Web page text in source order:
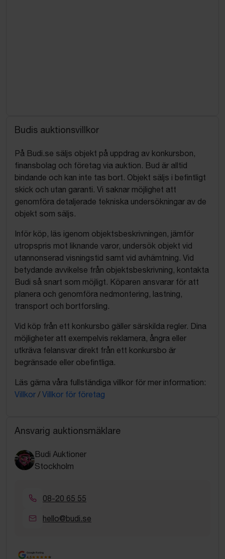
Budis auktionsvillkor
På Budi.se säljs objekt på uppdrag av konkursbon,
finansbolag och företag via auktion. Bud är alltid
bindande och kan inte tas bort. Objekt säljs i befintligt
skick och utan garanti. Vi saknar möjlighet att
genomföra detaljerade tekniska undersökningar av de
objekt som säljs.
Inför köp, läs igenom objektsbeskrivningen, jämför
utropspris mot liknande varor, undersök objekt vid
utannonserad visningstid samt vid avhämtning. Vid
betydande avvikelse från objektsbeskrivning, kontakta
Budi så snart som möjligt. Köparen ansvarar för att
planera och genomföra nedmontering, lastning,
transport och bortforsling.
Vid köp från ett konkursbo gäller särskilda regler. Dina
möjligheter att exempelvis reklamera, ångra eller
utkräva felansvar direkt från ett konkursbo är
begränsade eller obefintliga.
Läs gärna våra fullständiga villkor för mer information:
Villkor / Villkor för företag
Ansvarig auktionsmäklare
Budi Auktioner
Stockholm
08-20 65 55
hello@budi.se
Google Rating
4.5